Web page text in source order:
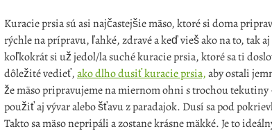
Kuracie prsia sú asi najčastejšie mäso, ktoré si doma
rýchle na prípravu, ľahké, zdravé a keď vieš ako na to, tak
koľkokrát si už jedol/la suché kuracie prsia, ktoré sa ti
dôležité vedieť,ako dlho dusiť kuracie prsia,aby ostali
že mäso pripravujeme na miernom ohni s trochou tekutiny
použiť aj vývar alebo šťavu z paradajok. Dusí sa pod
Takto sa mäso nepripáli a zostane krásne mäkké. Je to